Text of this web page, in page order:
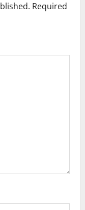
Required